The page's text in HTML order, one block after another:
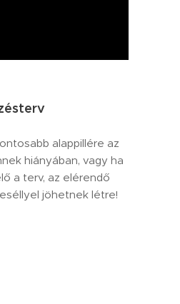
alappillére az
hiányában, vagy ha
a terv, az elérendő
jöhetnek létre!